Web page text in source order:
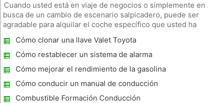
Cuando usted está en viaje de negocios o simplemente en
busca de un cambio de escenario salpicadero, puede ser
agradable para alquilar el coche específico que usted ha
televisión. Alquilar un vehículo en particular puede ser
complicado, porque la
Cómo clonar una llave Valet Toyota
Cómo restablecer un sistema de alarma
Auto
Cómo mejorar el rendimiento de la gasolina
por un Nissan Pathfinder
Cómo conducir un manual de conducción
del lado
Combustible Formación Conducción